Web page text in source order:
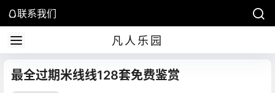
联系我们
凡人乐园
最全过期米线线128套免费鉴赏